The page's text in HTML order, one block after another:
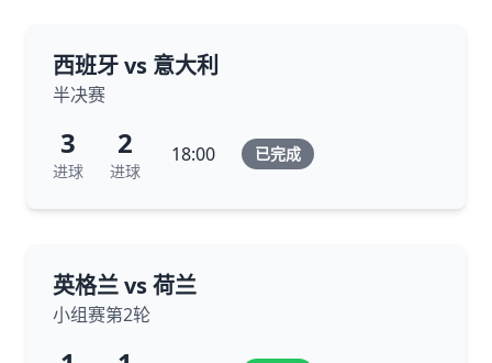
西班牙 vs 意大利
半决赛
3
进球
2
进球
18:00 已完成
英格兰 vs 荷兰
小组赛第2轮